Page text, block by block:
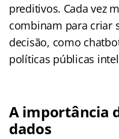
preditivos. Cada vez
combinam para criar
decisão, como
políticas públicas
A importância
dados